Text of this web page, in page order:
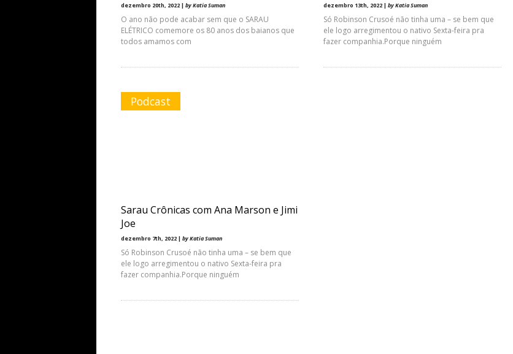
dezembro 20th, 2022 | by Katia Suman
O ano não pode acabar sem que o SARAU
ELÉTRICO comemore os 80 anos dos baianos que
todos amamos com
dezembro 13th, 2022 | by Katia Suman
Só Robinson Crusoé não tinha uma – se bem que
ele logo arregimentou o nativo Sexta-feira pra
fazer companhia.Porque ninguém
Podcast
Sarau Crônicas com Ana Marson e Jimi
Joe
dezembro 7th, 2022 | by Katia Suman
Só Robinson Crusoé não tinha uma – se bem que
ele logo arregimentou o nativo Sexta-feira pra
fazer companhia.Porque ninguém